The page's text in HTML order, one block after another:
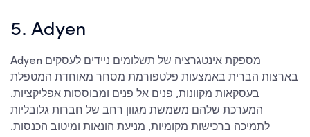
5. Adyen
Adyen מספקת אינטגרציה של תשלומים ניידים לעסקים
בארצות הברית באמצעות פלטפורמת מסחר מאוחדת המטפלת
בעסקאות מקוונות, פנים אל פנים ומבוססות אפליקציות.
המערכת שלהם משמשת מגוון רחב של חברות גלובליות
לתמיכה ברכישות מקומיות, מניעת הונאות ומיטוב הכנסות.